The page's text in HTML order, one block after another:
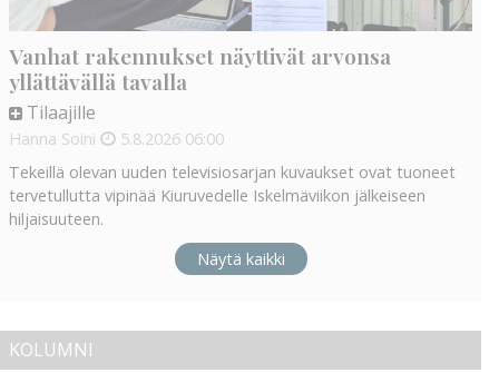
Vanhat rakennukset näyttivät arvonsa
yllättävällä tavalla
Tilaajille
Hanna Soini 5.8.2026 06:00
Tekeillä olevan uuden televisiosarjan kuvaukset ovat tuoneet
tervetullutta vipinää Kiuruvedelle Iskelmäviikon jälkeiseen
hiljaisuuteen.
Näytä kaikki
KOLUMNI